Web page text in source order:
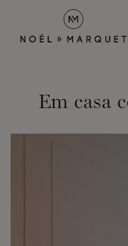
Em casa